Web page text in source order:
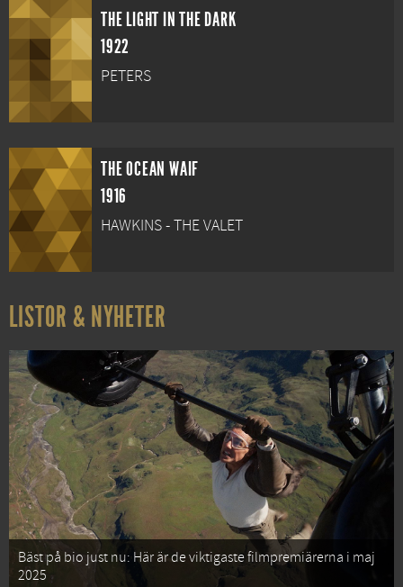
THE LIGHT IN THE DARK
1922
PETERS
THE OCEAN WAIF
1916
HAWKINS - THE VALET
LISTOR & NYHETER
Bäst på bio just nu: Här är de viktigaste filmpremiärerna i maj
2025